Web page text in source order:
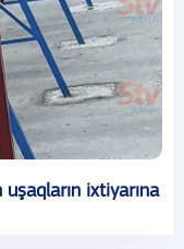
ixtiyarına